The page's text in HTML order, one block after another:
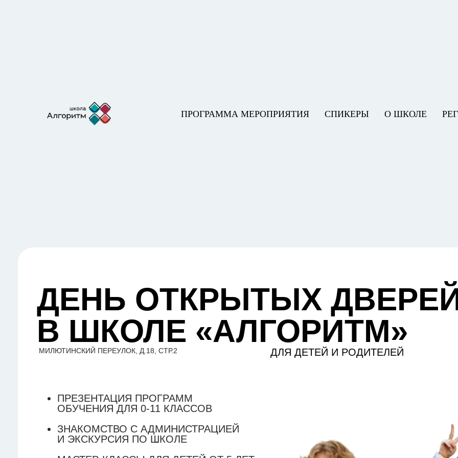
ПРОГРАММА МЕРОПРИЯТИЯ СПИКЕРЫ О ШКОЛЕ
ДЕНЬ ОТКРЫТЫХ
В ШКОЛЕ «АЛГОРИТМ»
ДЛЯ ДЕТЕЙ И РОДИТЕЛЕЙ
ПРЕЗЕНТАЦИЯ ПРОГРАММ
ОБУЧЕНИЯ ДЛЯ 0-11 КЛАССОВ
ЗНАКОМСТВО С АДМИНИСТРАЦИЕЙ
И ЭКСКУРСИЯ ПО ШКОЛЕ
МИЛЮТИНСКИЙ ПЕРЕУЛОК, Д.18, СТР.2